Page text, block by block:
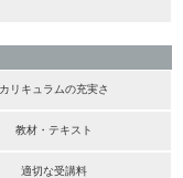
カリキュラムの充実さ
教材・テキスト
適切な受講料